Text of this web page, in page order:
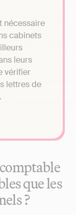
nécessaire
cabinets
leurs
vérifier
lettres de
que les
?